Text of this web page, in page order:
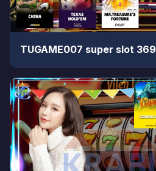
TUGAME007 super slot 369